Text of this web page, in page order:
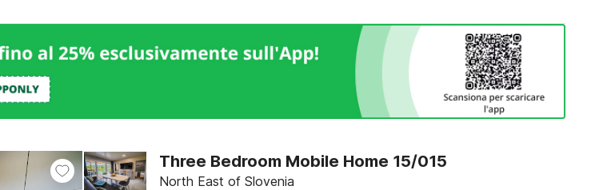
Three Bedroom Mobile Home 15/015
North East of Slovenia